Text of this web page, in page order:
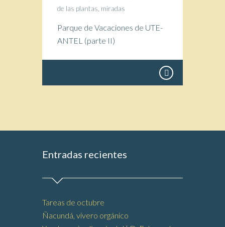
de las plantas miradas
Parque de Vacaciones de UTE-
ANTEL (parte II)
Entradas recientes
Tareas de octubre
Ñacundá, vivero orgánico